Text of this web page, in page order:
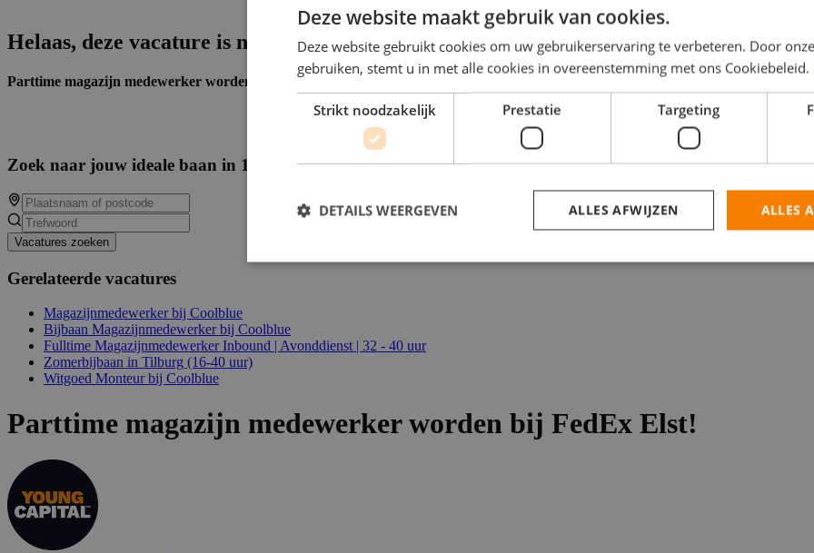
Helaas, deze vacature is niet actief.
Parttime magazijn medewerker worden bij FedEx Elst!
Zoek naar jouw ideale baan in 14360 beschikbare vacatures
Vacatures zoeken
Gerelateerde vacatures
Magazijnmedewerker bij Coolblue
Bijbaan Magazijnmedewerker bij Coolblue
Fulltime Magazijnmedewerker Inbound | Avonddienst | 32 - 40 uur
Zomerbijbaan in Tilburg (16-40 uur)
Witgoed Monteur bij Coolblue
Parttime magazijn medewerker worden bij FedEx Elst!
Deze website maakt gebruik van cookies.
Deze website gebruikt cookies om uw gebruikerservaring te verbeteren. Door
gebruiken, stemt u in met alle cookies in overeenstemming met ons Cookiebeleid.
Strikt noodzakelijk Prestatie Targeting
ALLES
ALLES AFWIJZEN
DETAILS WEERGEVEN